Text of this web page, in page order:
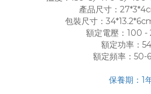
產品尺寸：
包裝尺寸：
額定電壓：100 -
額定功率：
額定頻率：50-
保養期：1